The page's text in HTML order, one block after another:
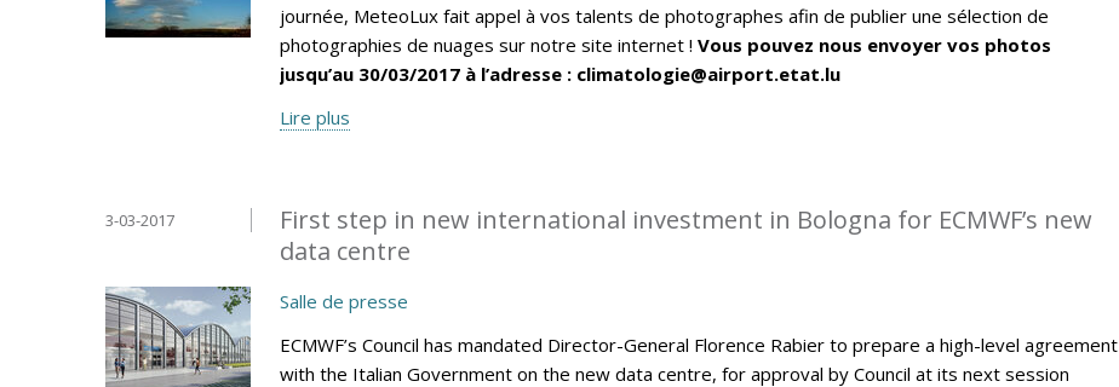
journée, MeteoLux fait appel à vos talents de photographes afin de publier une sélection de
photographies de nuages sur notre site internet ! Vous pouvez nous envoyer vos photos
jusqu’au 30/03/2017 à l’adresse : climatologie@airport.etat.lu
Lire plus
First step in new international investment in Bologna for ECMWF’s new
data centre
3-03-2017
Salle de presse
ECMWF’s Council has mandated Director-General Florence Rabier to prepare a high-level agreement
with the Italian Government on the new data centre, for approval by Council at its next session